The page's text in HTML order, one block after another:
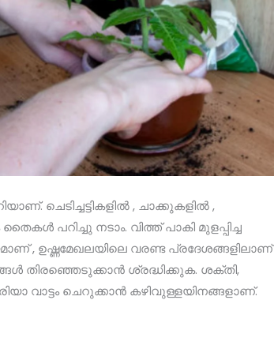
ചെടിച്ചട്ടികളില്‍ , ചാക്കുകളില്‍ ,
പറിച്ചു നടാം. വിത്ത് പാകി മുളപ്പിച്ച
, ഉഷ്ണമേഖലയിലെ വരണ്ട പ്രദേശങ്ങളിലാണ്
തിരഞ്ഞെടുക്കാന്‍ ശ്രദ്ധിക്കുക. ശക്തി,
വാട്ടം ചെറുക്കാന്‍ കഴിവുള്ളയിനങ്ങളാണ്.